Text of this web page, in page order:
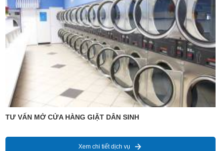
TƯ VẤN MỞ CỬA HÀNG GIẶT DÂN SINH
Xem chi tiết dịch vụ